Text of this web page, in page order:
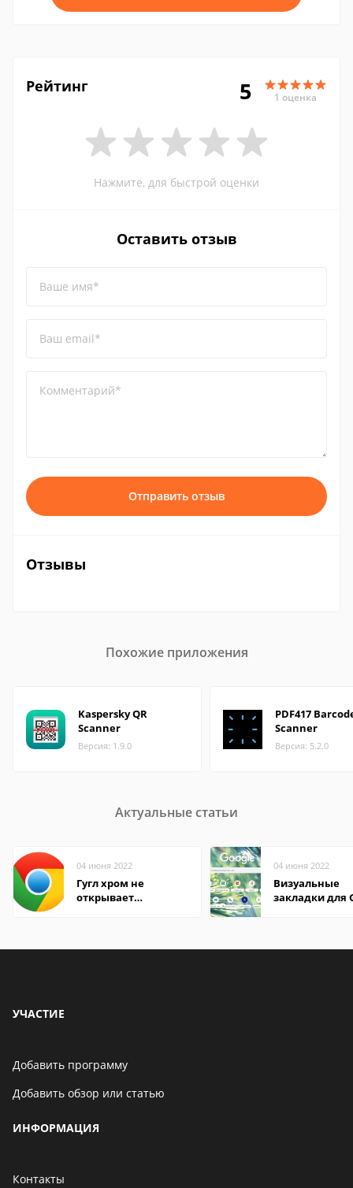
Рейтинг 5 1 оценка
Нажмите, для быстрой оценки
Оставить отзыв
Ваше имя*
Ваш email*
Комментарий*
Отправить отзыв
Отзывы
Похожие приложения
Kaspersky QR
Scanner
Версия: 1.9.0
PDF417
Scanner
Версия: 5.2.0
Актуальные статьи
04 июня 2022
Гугл хром не
открывает
04 июня 2022
Визуальные
закладки для
УЧАСТИЕ
Добавить программу
Добавить обзор или статью
ИНФОРМАЦИЯ
Контакты